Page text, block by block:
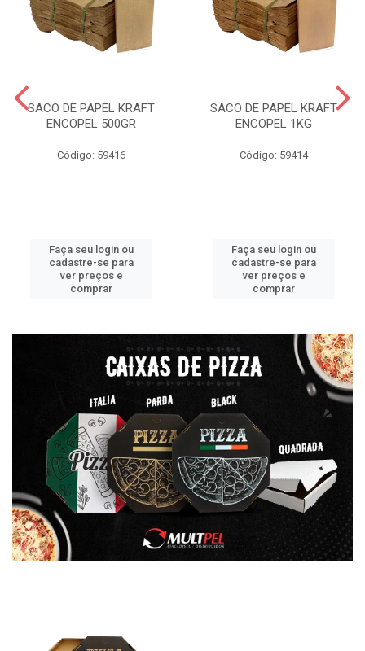
SACO DE PAPEL KRAFT
ENCOPEL 500GR
Código: 59416
Faça seu login ou
cadastre-se para
ver preços e
comprar
SACO DE PAPEL KRAFT
ENCOPEL 1KG
Código: 59414
Faça seu login ou
cadastre-se para
ver preços e
comprar